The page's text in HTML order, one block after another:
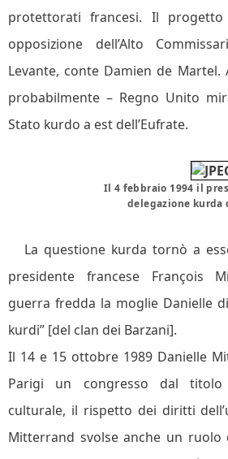
protettorati francesi. Il
opposizione dell’Alto
Levante, conte Damien de Martel.
probabilmente – Regno Unito
Stato kurdo a est dell’Eufrate.
Il 4 febbraio 1994 il
delegazione kurda
La questione kurda tornò a
presidente francese François
guerra fredda la moglie Danielle
kurdi” [del clan dei Barzani].
Il 14 e 15 ottobre 1989 Danielle
Parigi un congresso dal titolo
culturale, il rispetto dei diritti
Mitterrand svolse anche un